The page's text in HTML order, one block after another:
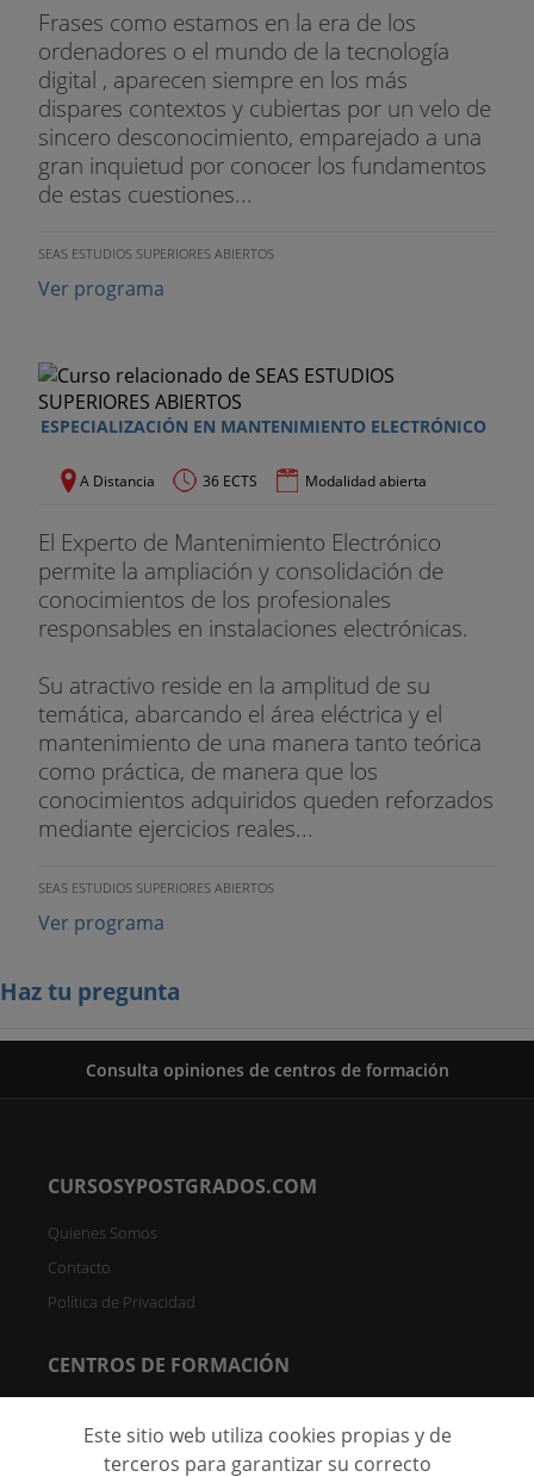
Frases como estamos en la era de los
ordenadores o el mundo de la tecnología
digital , aparecen siempre en los más
dispares contextos y cubiertas por un velo de
sincero desconocimiento, emparejado a una
gran inquietud por conocer los fundamentos
de estas cuestiones...
SEAS ESTUDIOS SUPERIORES ABIERTOS
Ver programa
ESPECIALIZACIÓN EN MANTENIMIENTO ELECTRÓNICO
A Distancia 36 ECTS Modalidad abierta
El Experto de Mantenimiento Electrónico
permite la ampliación y consolidación de
conocimientos de los profesionales
responsables en instalaciones electrónicas.
Su atractivo reside en la amplitud de su
temática, abarcando el área eléctrica y el
mantenimiento de una manera tanto teórica
como práctica, de manera que los
conocimientos adquiridos queden reforzados
mediante ejercicios reales...
SEAS ESTUDIOS SUPERIORES ABIERTOS
Ver programa
Haz tu pregunta
Consulta opiniones de centros de formación
CURSOSYPOSTGRADOS.COM
Quienes Somos
Contacto
Política de Privacidad
CENTROS DE FORMACIÓN
Registrar Centro (FREE)
Este sitio web utiliza cookies propias y de
terceros para garantizar su correcto